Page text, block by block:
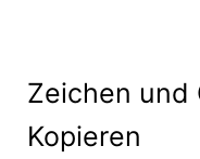
Zeichen und
Kopieren